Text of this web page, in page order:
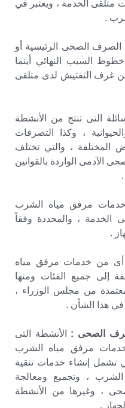
متلقى الخدمة ، ويعتبر في
.
الصحى الرئيسية أو
السيب النهائي أينما
من غرف التفتيش لدى متلقى
التى تنتج من الأنشطة
، وكذا التصرفات
المختلفة ، والتي تختلف
الواردة بالقوانين
مرفق مياه الشرب
الخدمة ، والمحددة وفقاً
.
أى من خدمات مرفق مياه
إلى جميع الفئات ومنها
من مجلس الوزراء ،
هذا الشأن .
الصحى : الأنشطة التى
خدمات مرفق مياه الشرب
تشمل إنشاء خدمات تنقية
الشرب ، وتجميع ومعالجة
، وغيرها من الأنشطة
.